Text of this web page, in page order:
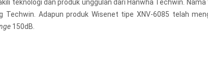
teknologi dan produk unggulan dari Hanwha Techwin.
Adapun produk Wisenet tipe XNV-6085 telah
150dB.